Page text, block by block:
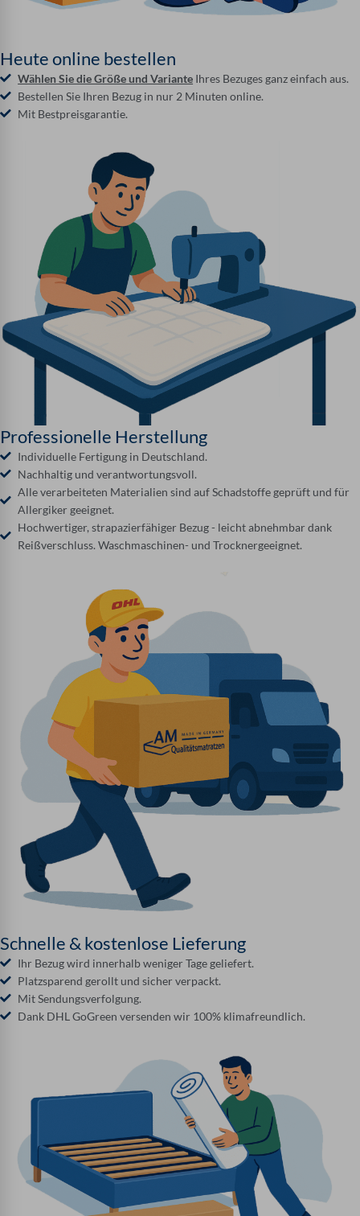
Heute online bestellen
Wählen Sie die Größe und Variante Ihres Bezuges ganz einfach aus.
Bestellen Sie Ihren Bezug in nur 2 Minuten online.
Mit Bestpreisgarantie.
Professionelle Herstellung
Individuelle Fertigung in Deutschland.
Nachhaltig und verantwortungsvoll.
Alle verarbeiteten Materialien sind auf Schadstoffe geprüft und für
Allergiker geeignet.
Hochwertiger, strapazierfähiger Bezug - leicht abnehmbar dank
Reißverschluss. Waschmaschinen- und Trocknergeeignet.
Schnelle & kostenlose Lieferung
Ihr Bezug wird innerhalb weniger Tage geliefert.
Platzsparend gerollt und sicher verpackt.
Mit Sendungsverfolgung.
Dank DHL GoGreen versenden wir 100% klimafreundlich.